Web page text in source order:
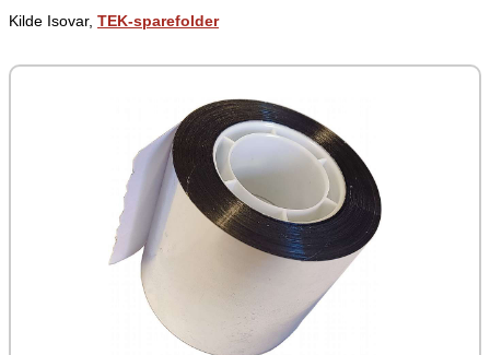
Kilde Isovar, TEK-sparefolder